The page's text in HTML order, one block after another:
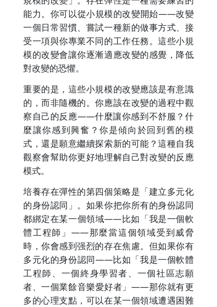
能力。你可以從小規模的改變開始——改變
一個日常習慣、嘗試一種新的做事方式、接
受一項與你專業不同的工作任務。這些小規
模的改變會讓你逐漸適應改變的感覺，降低
對改變的恐懼。
重要的是，這些小規模的改變應該是有意識
的，而非隨機的。你應該在改變的過程中觀
察自己的反應——什麼讓你感到不舒服？什
麼讓你感到興奮？你是傾向於回到舊的模
式，還是願意繼續探索新的可能？這種自我
觀察會幫助你更好地理解自己對改變的反應
模式。
培養存在彈性的第四個策略是「建立多元化
的身份認同」。如果你把你所有的身份認同
都綁定在某一個領域——比如「我是一個軟
體工程師」——那麼當這個領域受到威脅
時，你會感到强烈的存在焦慮。但如果你有
多元化的身份認同——比如「我是一個軟體
工程師、一個終身學習者、一個社區志願
者、一個業餘音樂愛好者」——那你就有更
多的心理支點，可以在某一個領域遭遇困難